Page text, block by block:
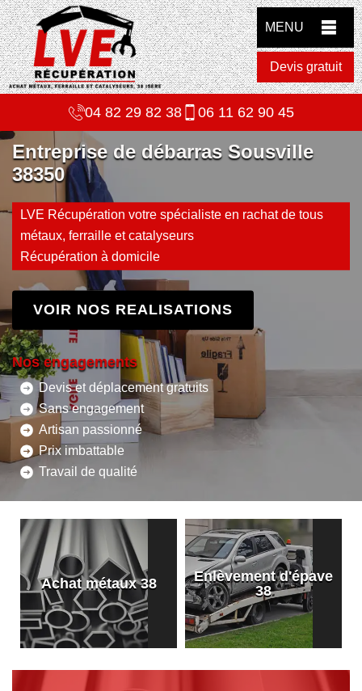
MENU
Devis gratuit
04 82 29 82 38 06 11 62 90 45
Entreprise de débarras Sousville
38350
LVE Récupération votre spécialiste en rachat de tous
métaux, ferraille et catalyseurs
Récupération à domicile
VOIR NOS REALISATIONS
Nos engagements
Devis et déplacement gratuits
Sans engagement
Artisan passionné
Prix imbattable
Travail de qualité
Achat métaux 38
Enlèvement d'épave
38